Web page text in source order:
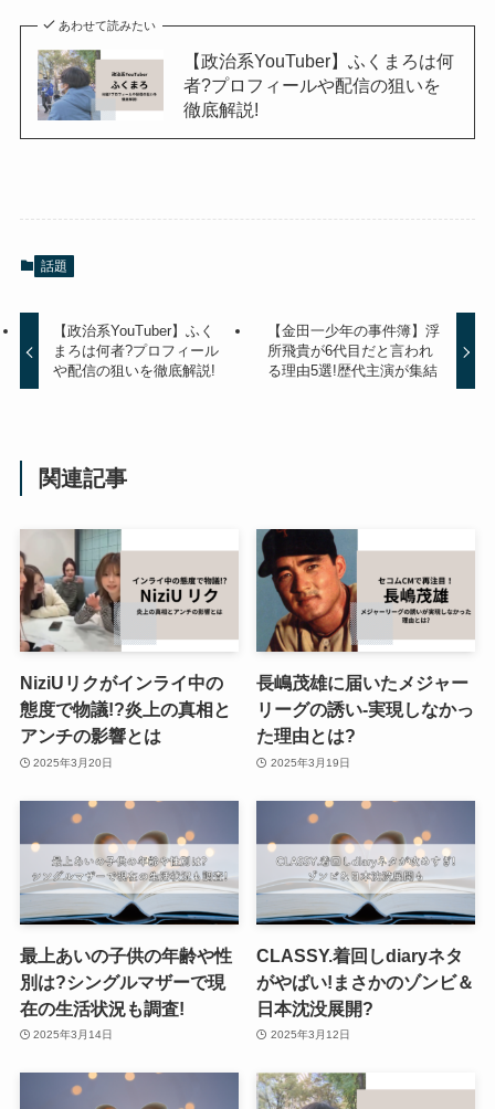
あわせて読みたい
【政治系YouTuber】ふくまろは何
者?プロフィールや配信の狙いを
徹底解説!
話題
【政治系YouTuber】ふく
まろは何者?プロフィール
や配信の狙いを徹底解説!
【金田一少年の事件簿】浮
所飛貴が6代目だと言われ
る理由5選!歴代主演が集結
関連記事
NiziUリクがインライ中の
態度で物議!?炎上の真相と
アンチの影響とは
2025年3月20日
長嶋茂雄に届いたメジャー
リーグの誘い-実現しなかっ
た理由とは?
2025年3月19日
最上あいの子供の年齢や性
別は?シングルマザーで現
在の生活状況も調査!
2025年3月14日
CLASSY.着回しdiaryネタ
がやばい!まさかのゾンビ＆
日本沈没展開?
2025年3月12日